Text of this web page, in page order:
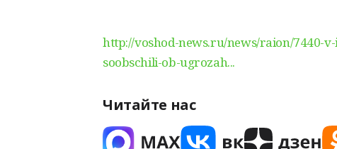
http://voshod-news.ru/news/raion/7440-
soobschili-ob-ugrozah...
Читайте нас